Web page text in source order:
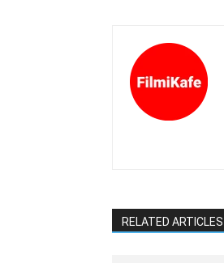
RELATED ARTICLES